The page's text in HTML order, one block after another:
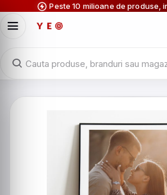
Peste 10 milioane de produse,